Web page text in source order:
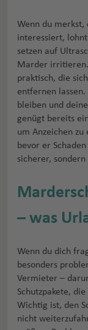
Wenn du merkst,
interessiert, lohnt
setzen auf
Marder
praktisch, die
entfernen
bleiben und
genügt bereits
um Anzeichen
bevor er
sicherer,
– was
Wenn du dich
besonders
Vermieter –
Schutzpakete,
Wichtig ist, den
nicht